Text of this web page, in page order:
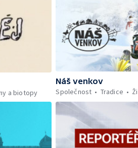
a biotopy
Náš venkov
Společnost
Tradice